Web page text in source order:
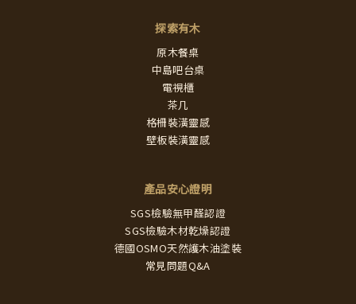
探索有木
原木餐桌
中島吧台桌
電視櫃
茶几
格柵裝潢靈感
壁板裝潢靈感
產品安心證明
SGS檢驗無甲醛認證
SGS檢驗木材乾燥認證
德國OSMO天然護木油塗裝
常見問題Q&A